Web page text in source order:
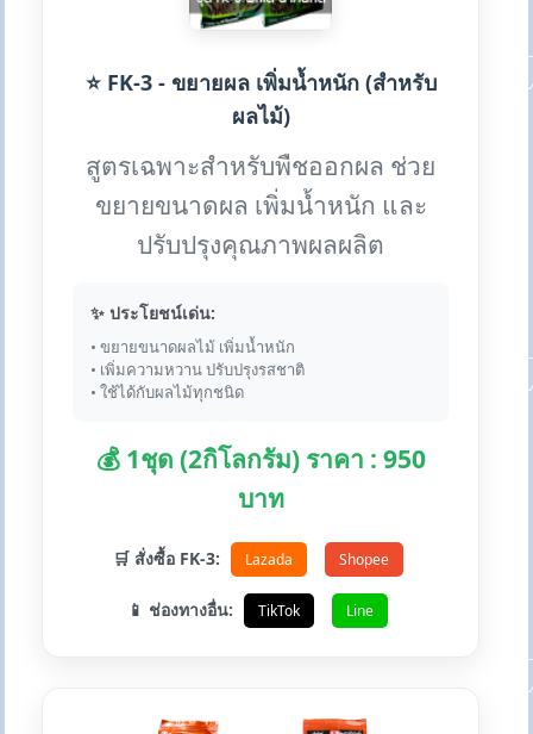
⭐ FK-3 - ขยายผล เพิ่มน้ำหนัก (สำหรับ
ผลไม้)
สูตรเฉพาะสำหรับพืชออกผล ช่วย
ขยายขนาดผล เพิ่มน้ำหนัก และ
ปรับปรุงคุณภาพผลผลิต
✨ ประโยชน์เด่น:
• ขยายขนาดผลไม้ เพิ่มน้ำหนัก
• เพิ่มความหวาน ปรับปรุงรสชาติ
• ใช้ได้กับผลไม้ทุกชนิด
💰 1ชุด (2กิโลกรัม) ราคา : 950
บาท
🛒 สั่งซื้อ FK-3: Lazada Shopee
📱 ช่องทางอื่น: TikTok Line